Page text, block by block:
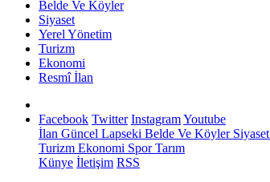
Belde Ve Köyler
Siyaset
Yerel Yönetim
Turizm
Ekonomi
Resmî İlan
Facebook Twitter InstagramYoutube
İlan Güncel Lapseki Belde Ve KöylerSiyaset
Turizm Ekonomi SporTarım
Künye İletişim RSS